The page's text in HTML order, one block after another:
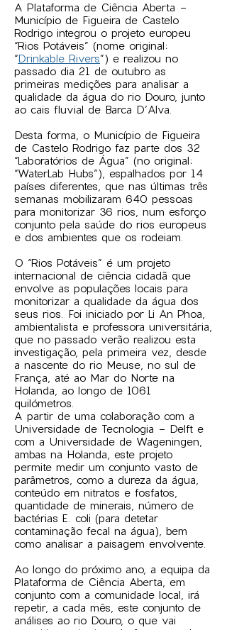
A Plataforma de Ciência Aberta -
Município de Figueira de Castelo
Rodrigo integrou o projeto europeu
“Rios Potáveis” (nome original:
“Drinkable Rivers”) e realizou no
passado dia 21 de outubro as
primeiras medições para analisar a
qualidade da água do rio Douro, junto
ao cais fluvial de Barca D’Alva.
Desta forma, o Município de Figueira
de Castelo Rodrigo faz parte dos 32
“Laboratórios de Água” (no original:
“WaterLab Hubs”), espalhados por 14
países diferentes, que nas últimas três
semanas mobilizaram 640 pessoas
para monitorizar 36 rios, num esforço
conjunto pela saúde do rios europeus
e dos ambientes que os rodeiam.
O “Rios Potáveis” é um projeto
internacional de ciência cidadã que
envolve as populações locais para
monitorizar a qualidade da água dos
seus rios. Foi iniciado por Li An Phoa,
ambientalista e professora universitária,
que no passado verão realizou esta
investigação, pela primeira vez, desde
a nascente do rio Meuse, no sul de
França, até ao Mar do Norte na
Holanda, ao longo de 1061
quilómetros.
A partir de uma colaboração com a
Universidade de Tecnologia - Delft e
com a Universidade de Wageningen,
ambas na Holanda, este projeto
permite medir um conjunto vasto de
parâmetros, como a dureza da água,
conteúdo em nitratos e fosfatos,
quantidade de minerais, número de
bactérias E. coli (para detetar
contaminação fecal na água), bem
como analisar a paisagem envolvente.
Ao longo do próximo ano, a equipa da
Plataforma de Ciência Aberta, em
conjunto com a comunidade local, irá
repetir, a cada mês, este conjunto de
análises ao rio Douro, o que vai